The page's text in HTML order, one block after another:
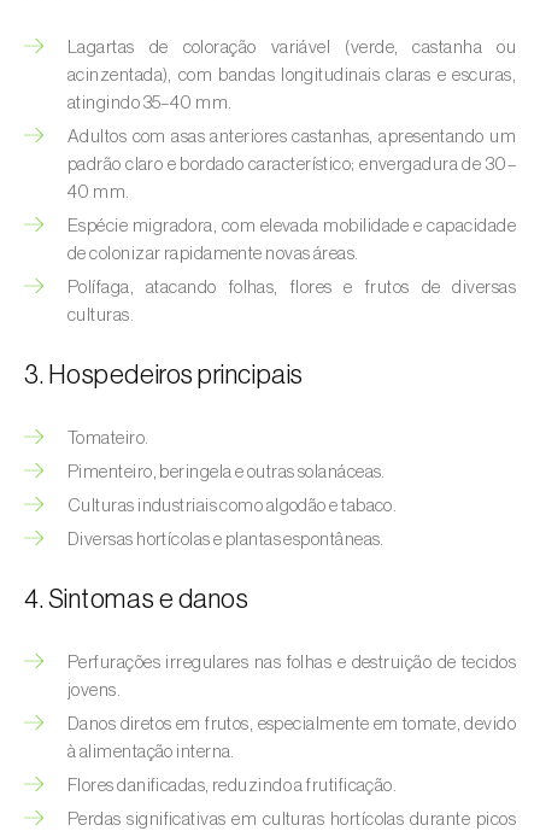
Afídeo-lanígero-das-macieiras (
Eriosoma
lanigerum )
Afídeo-negro-do-feijão (Aphis fabae)
Afídeo-negro-do-pessegueiro
(
Brachycaudus persicae)
Afídeo-verde (Myzus persicae
helichrysi)
(
Brachycaudus amygdalinus
Afídeo-verde-da-macieira (Aphis pomi
Afídeo-verde-dos-citrinos (Aphis
Alfinetes (
Aranhiço-vermelho ( Tetranychus urticae )
Besouro‑verde‑das‑tílias (Lytta vesicatoria
Lagartas de coloração variável (verde, castanha ou
acinzentada), com bandas longitudinais claras e escuras,
atingindo 35–40 mm.
Adultos com asas anteriores castanhas, apresentando um
padrão claro e bordado característico; envergadura de 30–
40 mm.
Espécie migradora, com elevada mobilidade e capacidade
de colonizar rapidamente novas áreas.
Polífaga, atacando folhas, flores e frutos de diversas
culturas.
3. Hospedeiros principais
Tomateiro.
Pimenteiro, beringela e outras solanáceas.
Culturas industriais como algodão e tabaco.
Diversas hortícolas e plantas espontâneas.
4. Sintomas e danos
Perfurações irregulares nas folhas e destruição de tecidos
jovens.
Danos diretos em frutos, especialmente em tomate, devido
à alimentação interna.
Flores danificadas, reduzindo a frutificação.
Perdas significativas em culturas hortícolas durante picos